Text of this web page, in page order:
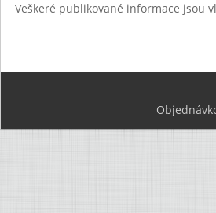
Veškeré publikované informace jsou